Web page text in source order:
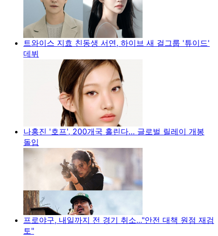
트와이스 지효 친동생 서연, 하이브 새 걸그룹 '튜이드'
데뷔
나홍진 '호프', 200개국 홀린다… 글로벌 릴레이 개봉
돌입
프로야구, 내일까지 전 경기 취소..."안전 대책 원점 재검
토"